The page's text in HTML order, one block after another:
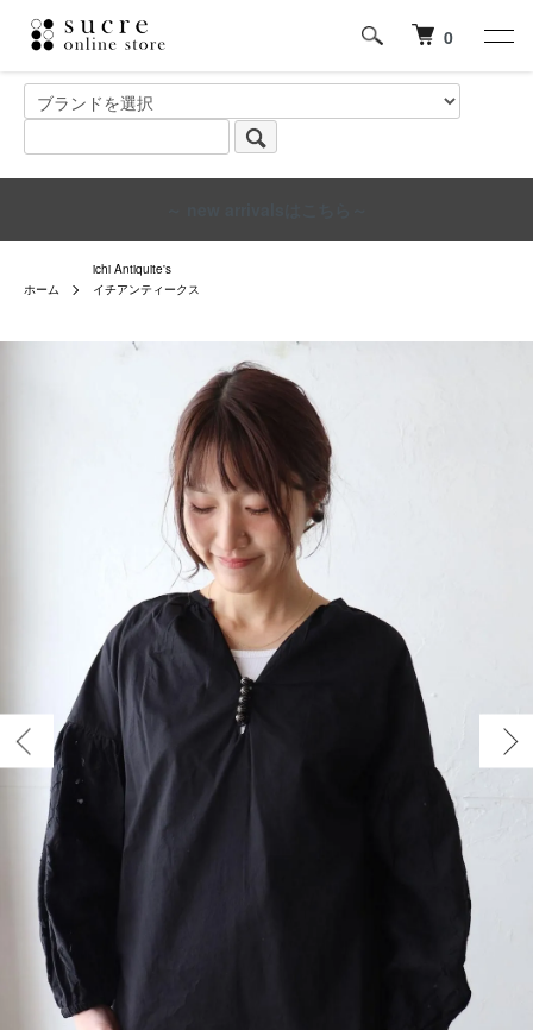
0
ホーム
ichi Antiquite's
イチアンティークス